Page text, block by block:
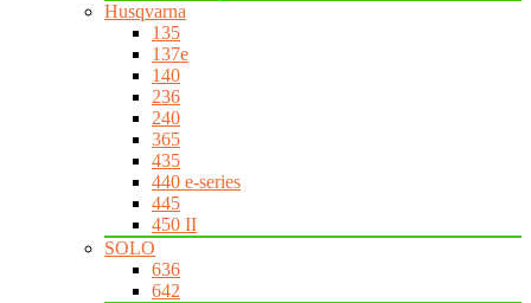
Husqvarna
135
137e
140
236
240
365
435
440 e-series
445
450 II
SOLO
636
642